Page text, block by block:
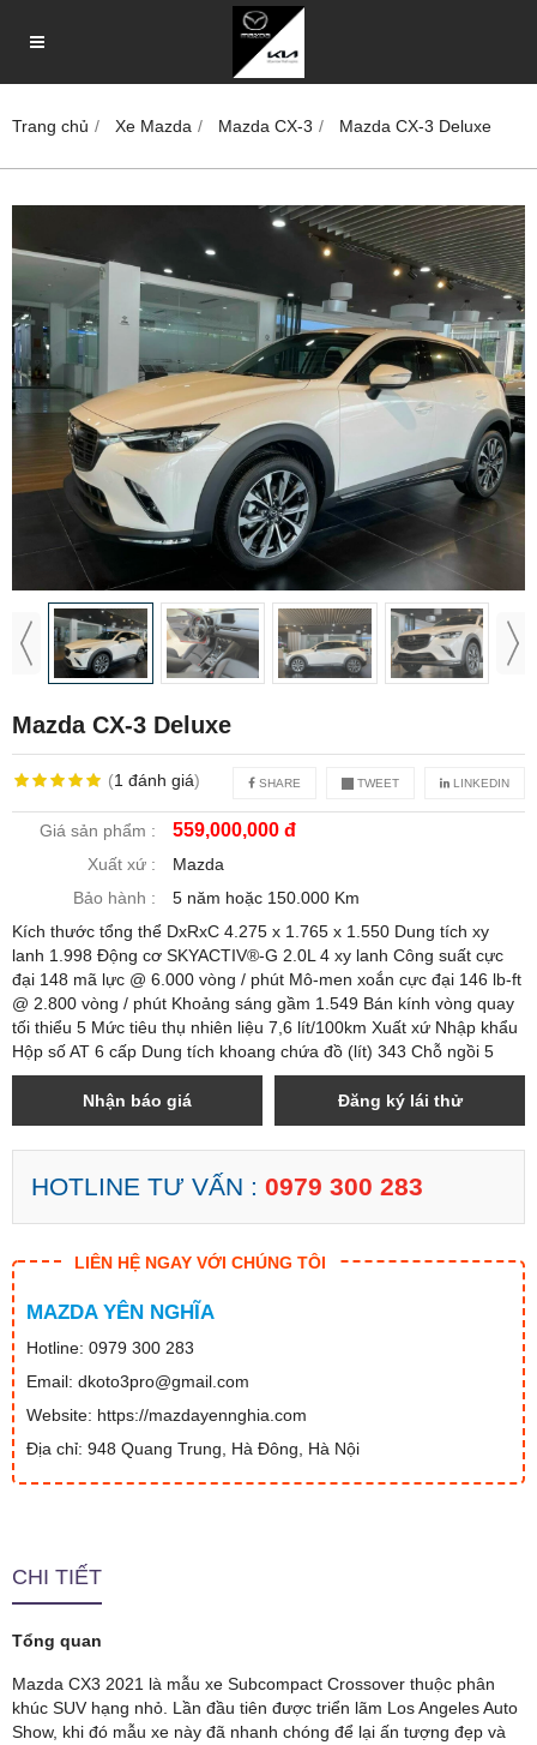
Trang chủ Xe Mazda Mazda CX-3 Mazda CX-3 Deluxe
Mazda CX-3 Deluxe
(1 đánh giá) SHARE TWEET LINKEDIN
Giá sản phẩm : 559,000,000 đ
Xuất xứ :
Mazda
Bảo hành :
5 năm hoặc 150.000 Km
Kích thước tổng thể DxRxC 4.275 x 1.765 x 1.550 Dung tích xy
lanh 1.998 Động cơ SKYACTIV®-G 2.0L 4 xy lanh Công suất cực
đại 148 mã lực @ 6.000 vòng / phút Mô-men xoắn cực đại 146 lb-ft
@ 2.800 vòng / phút Khoảng sáng gầm 1.549 Bán kính vòng quay
tối thiểu 5 Mức tiêu thụ nhiên liệu 7,6 lít/100km Xuất xứ Nhập khẩu
Hộp số AT 6 cấp Dung tích khoang chứa đồ (lít) 343 Chỗ ngồi 5
Nhận báo giá Đăng ký lái thử
HOTLINE TƯ VẤN : 0979 300 283
LIÊN HỆ NGAY VỚI CHÚNG TÔI
MAZDA YÊN NGHĨA
Hotline: 0979 300 283
Email: dkoto3pro@gmail.com
Website: https://mazdayennghia.com
Địa chỉ: 948 Quang Trung, Hà Đông, Hà Nội
CHI TIẾT
Tổng quan
Mazda CX3 2021 là mẫu xe Subcompact Crossover thuộc phân
khúc SUV hạng nhỏ. Lần đầu tiên được triển lãm Los Angeles Auto
Show, khi đó mẫu xe này đã nhanh chóng để lại ấn tượng đẹp và